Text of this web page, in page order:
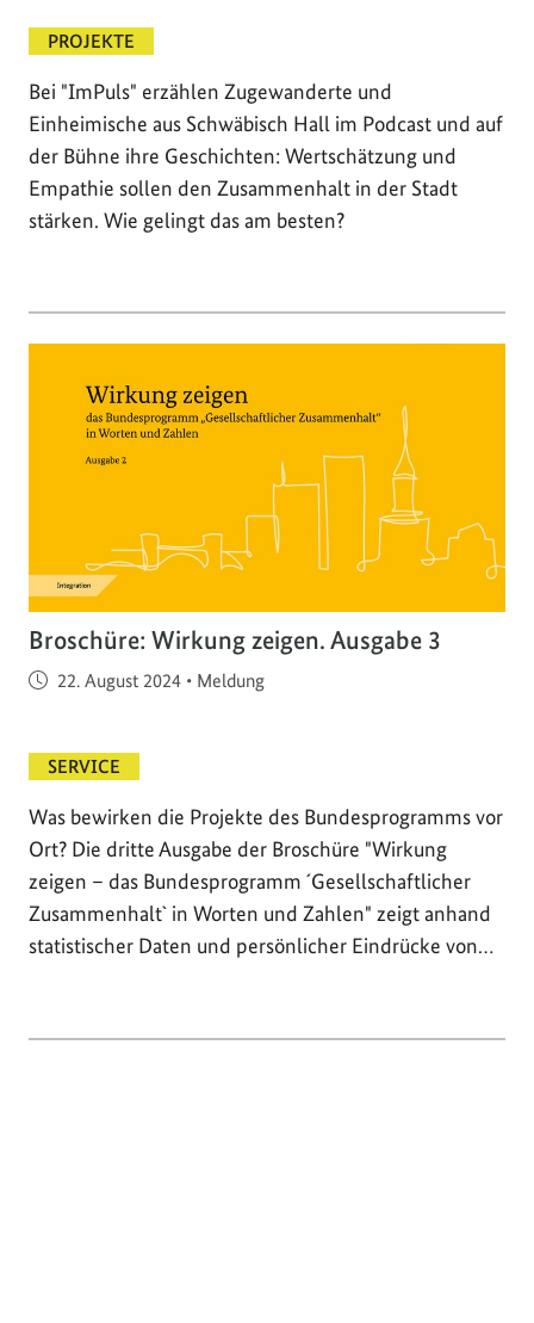
PROJEKTE
Bei "ImPuls" erzählen Zugewanderte und
Einheimische aus Schwäbisch Hall im Podcast und auf
der Bühne ihre Geschichten: Wertschätzung und
Empathie sollen den Zusammenhalt in der Stadt
stärken. Wie gelingt das am besten?
Broschüre: Wirkung zeigen. Ausgabe 3
Veröffentlicht am
22. August 2024 • Meldung
SERVICE
Was bewirken die Projekte des Bundesprogramms vor
Ort? Die dritte Ausgabe der Broschüre "Wirkung
zeigen – das Bundesprogramm ´Gesellschaftlicher
Zusammenhalt` in Worten und Zahlen" zeigt anhand
statistischer Daten und persönlicher Eindrücke von…